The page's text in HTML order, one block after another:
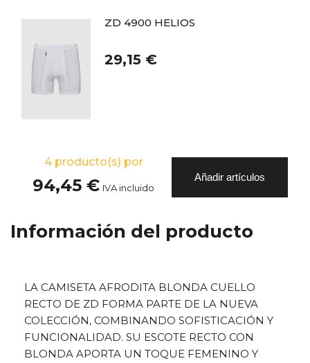
ZD 4900 HELIOS
29,15 €
4producto(s) por
94,45 € IVA incluido
Añadir artículos
Información del producto
LA CAMISETA AFRODITA BLONDA CUELLO
RECTO DE ZD FORMA PARTE DE LA NUEVA
COLECCIÓN, COMBINANDO SOFISTICACIÓN Y
FUNCIONALIDAD. SU ESCOTE RECTO CON
BLONDA APORTA UN TOQUE FEMENINO Y